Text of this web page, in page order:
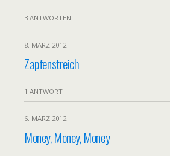
3 ANTWORTEN
8. MÄRZ 2012
Zapfenstreich
1 ANTWORT
6. MÄRZ 2012
Money, Money, Money